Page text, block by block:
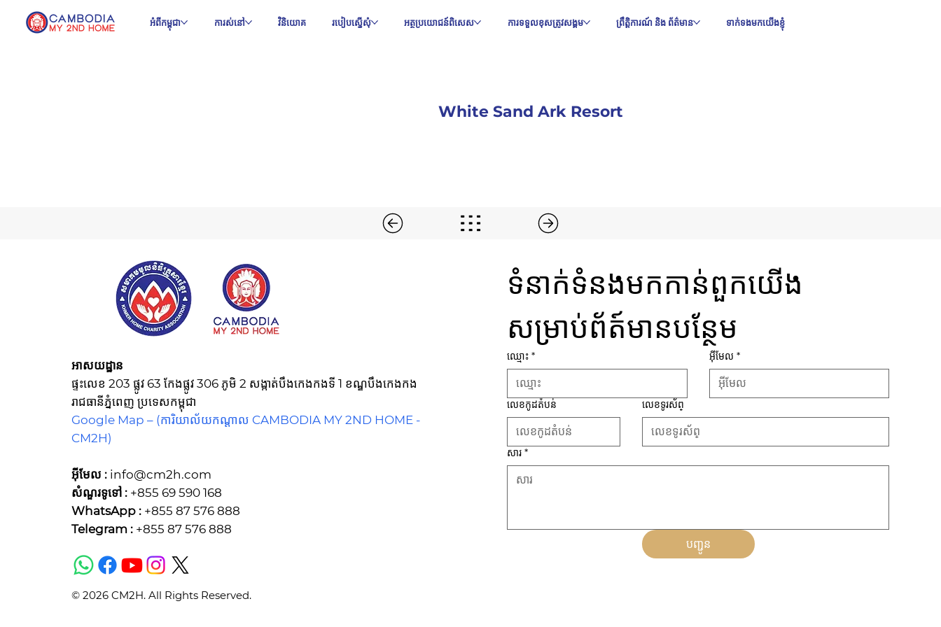
អំពីកម្ពុជា ការស់នៅ វិនិយោគ របៀបស្នើសុំ អត្ថប្រយោជន៍ពិសេស ការទទួលខុសត្រូវសង្គម ព្រឹត្តិការណ៍ និង ព័ត៌មាន ទាក់ទងមកយើងខ្ញុំ
White Sand Ark Resort
អាសយដ្ឋាន
ផ្ទះលេខ 203 ផ្លូវ 63 កែងផ្លូវ 306 ភូមិ 2 សង្កាត់បឹងកេងកងទី 1 ខណ្ឌបឹងកេងកង
រាជធានីភ្នំពេញ ប្រទេសកម្ពុជា
Google Map –(ការិយាល័យកណ្ដាល CAMBODIA MY 2ND HOME -
CM2H)
អ៊ីមែល : info@cm2h.com
សំណួរទូទៅ :+855 69 590 168
WhatsApp :+855 87 576 888
Telegram :+855 87 576 888
© 2026 CM2H. All Rights Reserved.
ទំនាក់ទំនងមកកាន់ពួកយើង
សម្រាប់ព័ត៍មានបន្ថែម
ឈ្មោះ * អ៊ីមែល *
លេខកូដតំបន់ លេខទូរស័ព្
សារ *
បញ្ជូន